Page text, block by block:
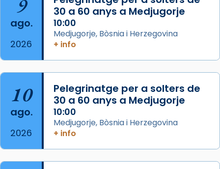
...Ver más
Foto
View on Facebook
Jaume, fill de Zebedeu, és juntament amb el
seu germà Joan i Pere un dels que
acompanyava més de prop Jesús.
Segons el llibre dels Fets (12,2) fou el primer
apòstol màrtir, decapitat a Jerusalem per
Herodes Agripa (vers l'any 44).
9
ago.
2026
30 a 60 anys a Medjugorje
10:00
Medjugorje, Bòsnia i Herzegovina
+ info
10
ago.
2026
Pelegrinatge per a solters de
30 a 60 anys a Medjugorje
10:00
Medjugorje, Bòsnia i Herzegovina
+ info